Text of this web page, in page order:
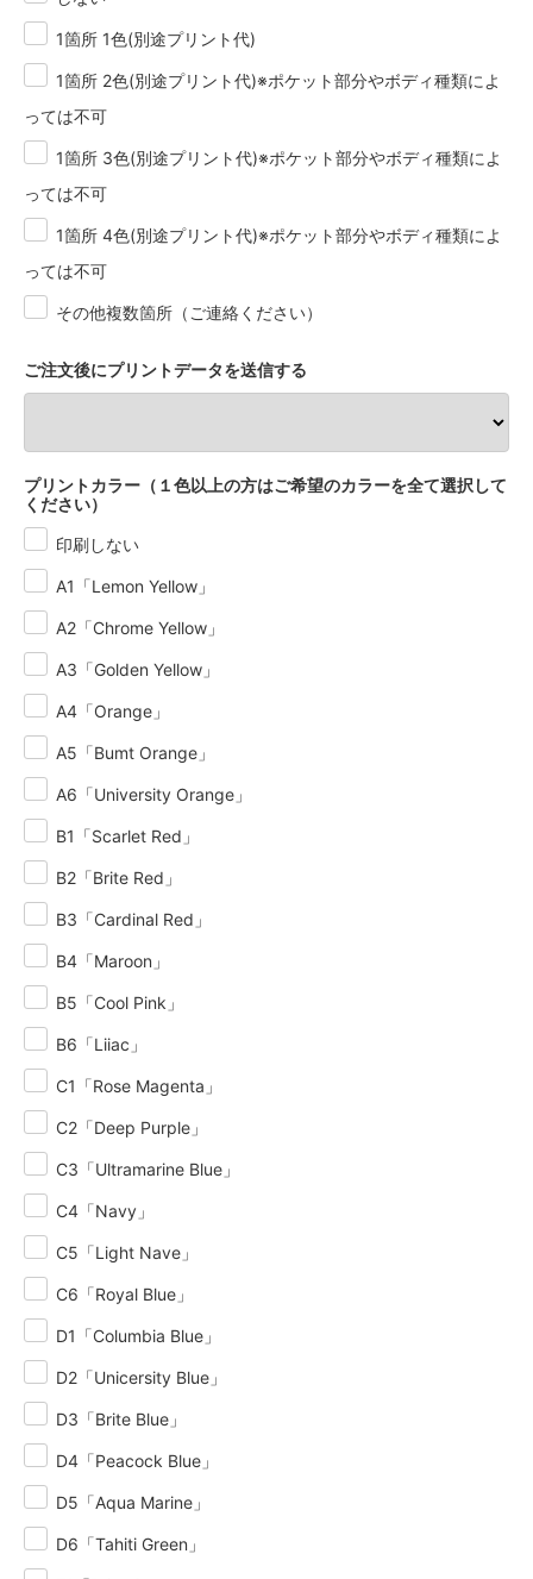
スモーキーピンク
スモーキーグリーン
4,960円(税451円)
4,960円(税451円)
ブラック
ネイビー
1箇所 1色(別途プリント代)
1箇所 2色(別途プリント代)※ポケット部分やボディ種類によ
っては不可
1箇所 3色(別途プリント代)※ポケット部分やボディ種類によ
っては不可
1箇所 4色(別途プリント代)※ポケット部分やボディ種類によ
っては不可
その他複数箇所（ご連絡ください）
ご注文後にプリントデータを送信する
プリントカラー（１色以上の方はご希望のカラーを全て選択して
ください）
印刷しない
A1「Lemon Yellow」
A2「Chrome Yellow」
A3「Golden Yellow」
A4「Orange」
A5「Bumt Orange」
A6「University Orange」
B1「Scarlet Red」
B2「Brite Red」
B3「Cardinal Red」
B4「Maroon」
B5「Cool Pink」
B6「Liiac」
C1「Rose Magenta」
C2「Deep Purple」
C3「Ultramarine Blue」
C4「Navy」
C5「Light Nave」
C6「Royal Blue」
D1「Columbia Blue」
D2「Unicersity Blue」
D3「Brite Blue」
D4「Peacock Blue」
D5「Aqua Marine」
D6「Tahiti Green」